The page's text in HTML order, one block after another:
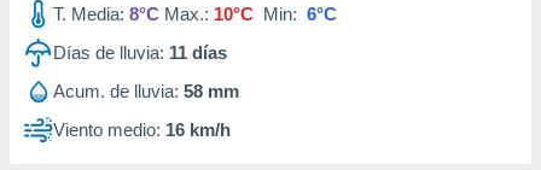
de
T. Media: 8°C Max.: 10°C Min: 6°C
Días de lluvia: 11 días
Acum. de lluvia: 58 mm
Viento medio: 16 km/h